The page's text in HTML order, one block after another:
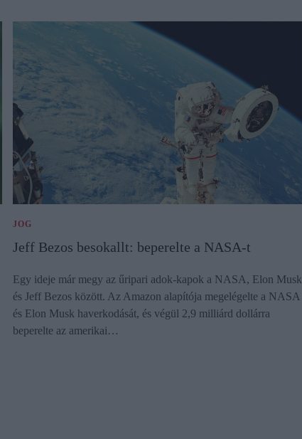
JOG
Jeff Bezos besokallt: beperelte a NASA-t
Egy ideje már megy az űripari adok-kapok a NASA, Elon Musk
és Jeff Bezos között. Az Amazon alapítója megelégelte a NASA
és Elon Musk haverkodását, és végül 2,9 milliárd dollárra
beperelte az amerikai…